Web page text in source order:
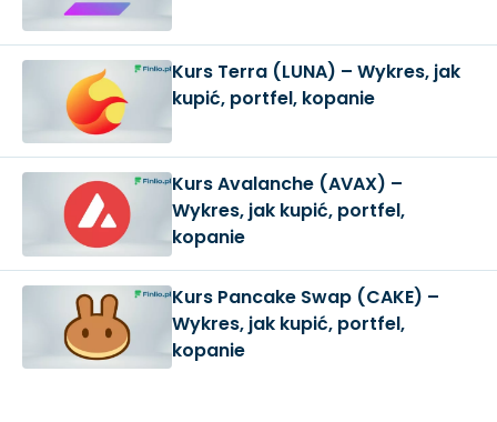
Kurs Terra (LUNA) – Wykres, jak
kupić, portfel, kopanie
Kurs Avalanche (AVAX) –
Wykres, jak kupić, portfel,
kopanie
Kurs Pancake Swap (CAKE) –
Wykres, jak kupić, portfel,
kopanie